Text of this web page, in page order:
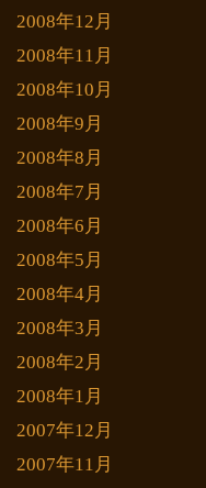
2008年12月
2008年11月
2008年10月
2008年9月
2008年8月
2008年7月
2008年6月
2008年5月
2008年4月
2008年3月
2008年2月
2008年1月
2007年12月
2007年11月